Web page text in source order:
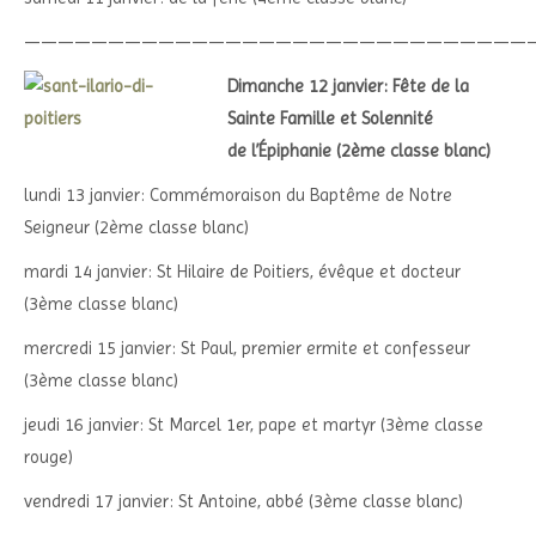
Dimanche 12 janvier: Fête de la
Sainte Famille et Solennité
de l’Épiphanie (2ème classe blanc)
lundi 13 janvier: Commémoraison du Baptême de Notre
Seigneur (2ème classe blanc)
mardi 14 janvier: St Hilaire de Poitiers, évêque et docteur
(3ème classe blanc)
mercredi 15 janvier: St Paul, premier ermite et confesseur
(3ème classe blanc)
jeudi 16 janvier: St Marcel 1er, pape et martyr (3ème classe
rouge)
vendredi 17 janvier: St Antoine, abbé (3ème classe blanc)